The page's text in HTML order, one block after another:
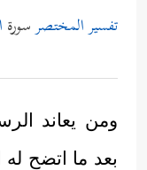
تفسير المختصرسورة
ومن يعاند
بعد ما اتضح